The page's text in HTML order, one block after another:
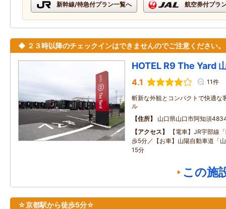
新幹線/特急付プラン一覧へ 航空券付プラ
◆ ２３時以降のチェックインはできませんのでご注意ください。
HOTEL R9 The Yard
4.1 11件
斬新な外観とコンパクトで快適な
ル
住所
山口県山口市阿知須
アクセス
【電車】JR宇部線
歩5分／【お車】山陽自動車道「
15分
この施
☆京都駅から徒歩5分☆